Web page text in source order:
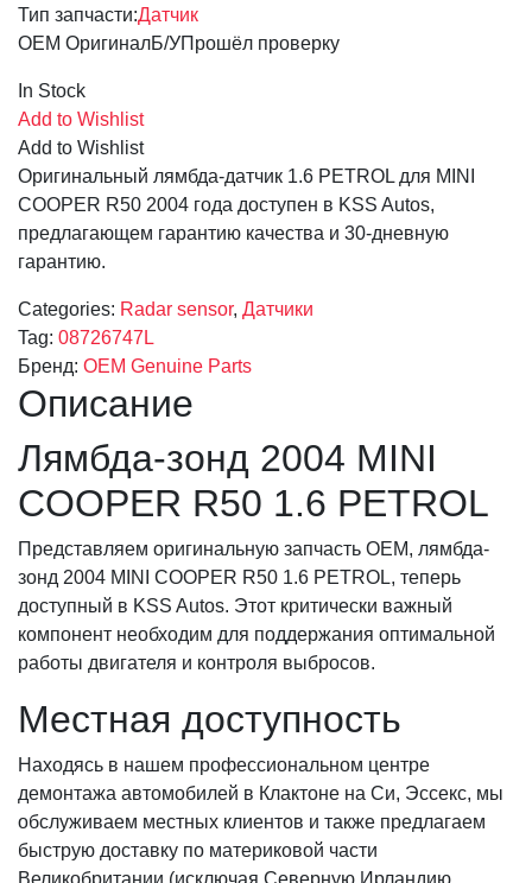
Тип запчасти:Датчик
OEM ОригиналБ/УПрошёл проверку
In Stock
Add to Wishlist
Add to Wishlist
Оригинальный лямбда-датчик 1.6 PETROL для MINI
COOPER R50 2004 года доступен в KSS Autos,
предлагающем гарантию качества и 30-дневную
гарантию.
Categories: Radar sensor, Датчики
Tag: 08726747L
Бренд: OEM Genuine Parts
Описание
Лямбда-зонд 2004 MINI
COOPER R50 1.6 PETROL
Представляем оригинальную запчасть OEM, лямбда-
зонд 2004 MINI COOPER R50 1.6 PETROL, теперь
доступный в KSS Autos. Этот критически важный
компонент необходим для поддержания оптимальной
работы двигателя и контроля выбросов.
Местная доступность
Находясь в нашем профессиональном центре
демонтажа автомобилей в Клактоне на Си, Эссекс, мы
обслуживаем местных клиентов и также предлагаем
быструю доставку по материковой части
Великобритании (исключая Северную Ирландию,